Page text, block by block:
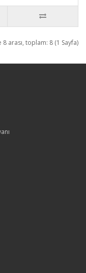
arası, toplam: 8 (1 Sayfa)